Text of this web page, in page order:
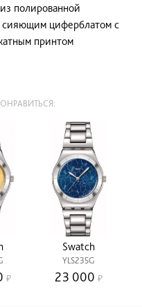
полированной
циферблатом с
принтом
Swatch
YLS235G
23 000